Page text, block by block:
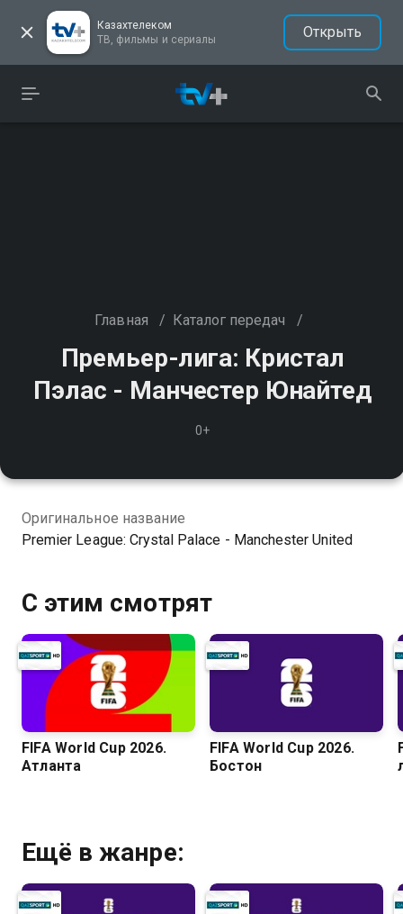
Казахтелеком
ТВ, фильмы и сериалы
Открыть
Главная / Каталог передач /
Премьер-лига: Кристал
Пэлас - Манчестер Юнайтед
0+
Оригинальное название
Premier League: Crystal Palace - Manchester United
С этим смотрят
FIFA World Cup 2026.
Атланта
FIFA World Cup 2026.
Бостон
Ещё в жанре: